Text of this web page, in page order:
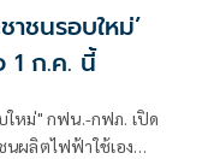
าชนรอบใหม่’
1 ก.ค. นี้
ใหม่" กฟน.-กฟภ. เปิด